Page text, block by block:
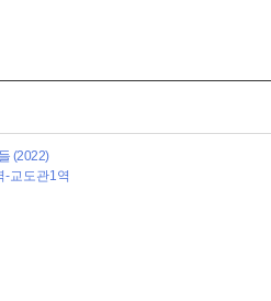
(2022)
-교도관1역